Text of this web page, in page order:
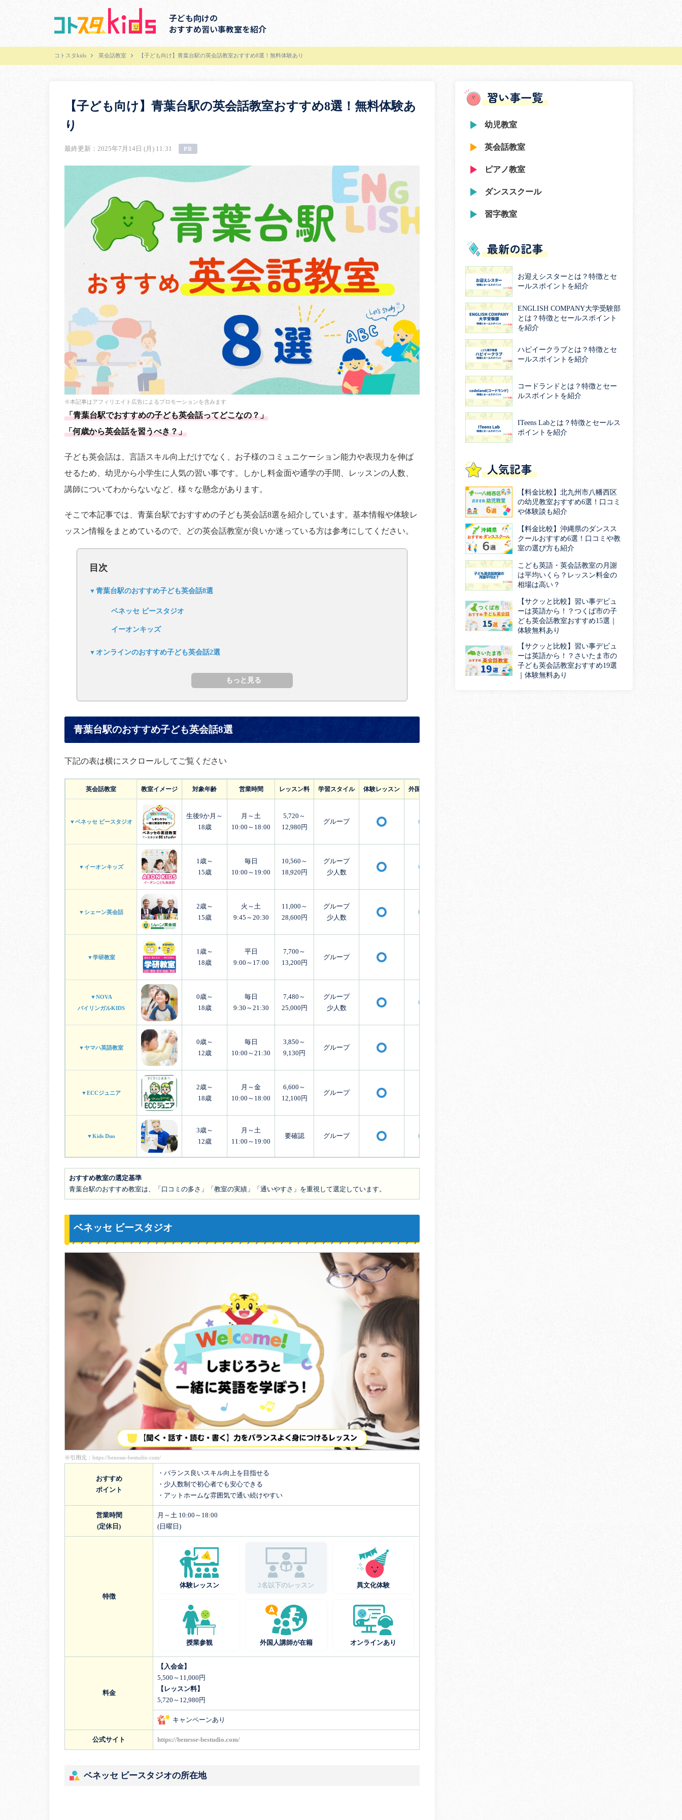
子ども向けの
おすすめ習い事教室を紹介
コトスタkids 英会話教室 【子ども向け】青葉台駅の英会話教室おすすめ8選！無料体験あり
【子ども向け】青葉台駅の英会話教室おすすめ8選！無料体験あ
り
最終更新：2025年7月14日 (月) 11:31 PR
※本記事はアフィリエイト広告によるプロモーションを含みます
「青葉台駅でおすすめの子ども英会話ってどこなの？」
「何歳から英会話を習うべき？」
子ども英会話は、言語スキル向上だけでなく、お子様のコミュニケーション能力や表現力を伸ば
せるため、幼児から小学生に人気の習い事です。しかし料金面や通学の手間、レッスンの人数、
講師についてわからないなど、様々な懸念があります。
そこで本記事では、青葉台駅でおすすめの子ども英会話8選を紹介しています。基本情報や体験レ
ッスン情報をまとめているので、どの英会話教室が良いか迷っている方は参考にしてください。
目次
青葉台駅のおすすめ子ども英会話8選
ベネッセ ビースタジオ
イーオンキッズ
オンラインのおすすめ子ども英会話2選
青葉台駅のおすすめ子ども英会話8選
下記の表は横にスクロールしてご覧ください
英会話教室 教室イメージ 対象年齢 営業時間 レッスン料 学習スタイル 体験レッスン 外国人講師
▼ベネッセ ビースタジオ
生後9か月～
18歳
月～土
10:00～18:00
5,720～
12,980円
グループ
▼イーオンキッズ
1歳～
15歳
毎日
10:00～19:00
10,560～
18,920円
グループ
少人数
▼シェーン英会話
2歳～
15歳
火～土
9:45～20:30
11,000～
28,600円
グループ
少人数
▼学研教室
1歳～
18歳
平日
9:00～17:00
7,700～
13,200円
グループ
▼NOVA
バイリンガルKIDS
0歳～
18歳
毎日
9:30～21:30
7,480～
25,000円
グループ
少人数
▼ヤマハ英語教室
0歳～
12歳
毎日
10:00～21:30
3,850～
9,130円
グループ
▼ECCジュニア
2歳～
18歳
月～金
10:00～18:00
6,600～
12,100円
グループ
▼Kids Duo
3歳～
12歳
月～土
11:00～19:00
要確認 グループ
おすすめ教室の選定基準
青葉台駅のおすすめ教室は、「口コミの多さ」「教室の実績」「通いやすさ」を重視して選定しています。
ベネッセ ビースタジオ
※引用元： https://benesse-bestudio.com/
おすすめ
ポイント
・バランス良いスキル向上を目指せる
・少人数制で初心者でも安心できる
・アットホームな雰囲気で通い続けやすい
営業時間
(定休日)
月～土 10:00～18:00
(日曜日)
特徴
体験レッスン 2名以下のレッスン 異文化体験
授業参観 外国人講師が在籍 オンラインあり
料金
【入会金】
5,500～11,000円
【レッスン料】
5,720～12,980円
キャンペーンあり
公式サイト https://benesse-bestudio.com/
ベネッセ ビースタジオの所在地
習い事一覧
幼児教室
英会話教室
ピアノ教室
ダンススクール
習字教室
最新の記事
お迎えシスターとは？特徴とセ
ールスポイントを紹介
ENGLISH COMPANY大学受験部
とは？特徴とセールスポイント
を紹介
ハピイークラブとは？特徴とセ
ールスポイントを紹介
コードランドとは？特徴とセー
ルスポイントを紹介
ITeens Labとは？特徴とセールス
ポイントを紹介
人気記事
【料金比較】北九州市八幡西区
の幼児教室おすすめ6選！口コミ
や体験談も紹介
【料金比較】沖縄県のダンスス
クールおすすめ6選！口コミや教
室の選び方も紹介
こども英語・英会話教室の月謝
は平均いくら？レッスン料金の
相場は高い？
【サクッと比較】習い事デビュ
ーは英語から！？つくば市の子
ども英会話教室おすすめ15選｜
体験無料あり
【サクッと比較】習い事デビュ
ーは英語から！？さいたま市の
子ども英会話教室おすすめ19選
｜体験無料あり